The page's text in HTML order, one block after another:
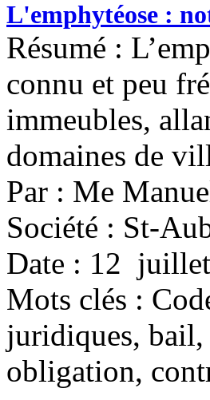
L'emphytéose :
Résumé :
connu et peu
immeubles,
domaines de
Par : Me
Société : St-
Date : 12
Mots clés :
juridiques, bail,
obligation,